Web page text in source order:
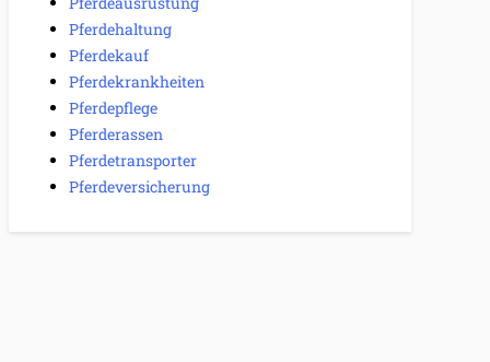
Pferdehaltung
Pferdekauf
Pferdekrankheiten
Pferdepflege
Pferderassen
Pferdetransporter
Pferdeversicherung